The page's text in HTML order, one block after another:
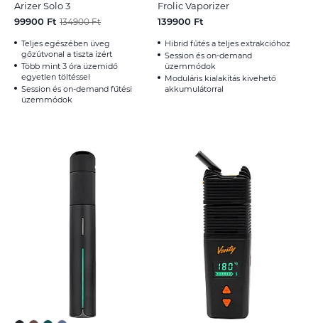
Arizer Solo 3
99900 Ft 134900 Ft
Teljes egészében üveg
gőzútvonal a tiszta ízért
Több mint 3 óra üzemidő
egyetlen töltéssel
Session és on-demand fűtési
üzemmódok
Frolic Vaporizer
139900 Ft
Hibrid fűtés a teljes extrakcióhoz
Session és on-demand
üzemmódok
Moduláris kialakítás kivehető
akkumulátorral